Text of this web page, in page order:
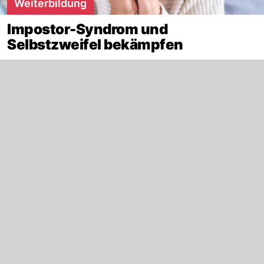
Weiterbildung
Impostor-Syndrom und
Selbstzweifel bekämpfen